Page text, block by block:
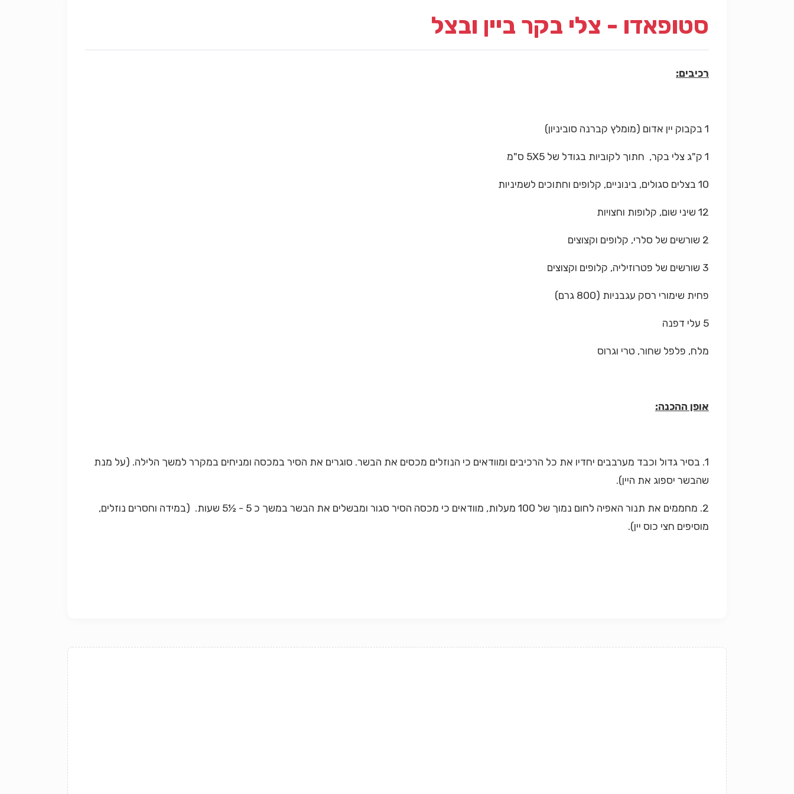
סטופאדו - צלי בקר ביין ובצל
רכיבים:
1 בקבוק יין אדום (מומלץ קברנה סוביניון)
1 ק"ג צלי בקר, חתוך לקוביות בגודל של 5X5 ס"מ
10 בצלים סגולים, בינוניים, קלופים וחתוכים לשמיניות
12 שיני שום, קלופות וחצויות
2 שורשים של סלרי, קלופים וקצוצים
3 שורשים של פטרוזיליה, קלופים וקצוצים
פחית שימורי רסק עגבניות (800 גרם)
5 עלי דפנה
מלח, פלפל שחור, טרי וגרוס
אופן ההכנה:
1. בסיר גדול וכבד מערבבים יחדיו את כל הרכיבים ומוודאים כי הנוזלים מכסים את הבשר. סוגרים את הסיר במכסה ומניחים במקרר למשך הלילה. (על מנת
שהבשר יספוג את היין).
2. מחממים את תנור האפיה לחום נמוך של 100 מעלות, מוודאים כי מכסה הסיר סגור ומבשלים את הבשר במשך כ 5 - ½5 שעות. (במידה וחסרים נוזלים,
מוסיפים חצי כוס יין).